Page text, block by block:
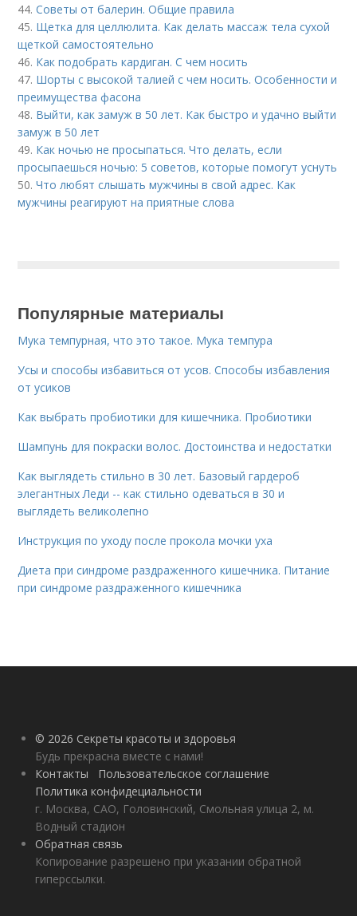
44.Советы от балерин. Общие правила
45. Щетка для целлюлита. Как делать массаж тела сухой
щеткой самостоятельно
46. Как подобрать кардиган. С чем носить
47. Шорты с высокой талией с чем носить. Особенности и
преимущества фасона
48. Выйти, как замуж в 50 лет. Как быстро и удачно выйти
замуж в 50 лет
49. Как ночью не просыпаться. Что делать, если
просыпаешься ночью: 5 советов, которые помогут уснуть
50.Что любят слышать мужчины в свой адрес. Как
мужчины реагируют на приятные слова
Популярные материалы
Мука темпурная, что это такое. Мука темпура
Усы и способы избавиться от усов. Способы избавления
от усиков
Как выбрать пробиотики для кишечника. Пробиотики
Шампунь для покраски волос. Достоинства и недостатки
Как выглядеть стильно в 30 лет. Базовый гардероб
элегантных Леди -- как стильно одеваться в 30 и
выглядеть великолепно
Инструкция по уходу после прокола мочки уха
Диета при синдроме раздраженного кишечника. Питание
при синдроме раздраженного кишечника
© 2026 Секреты красоты и здоровья
Будь прекрасна вместе с нами!
Контакты
Пользовательское соглашение
Политика конфидециальности
г. Москва, САО, Головинский, Смольная улица 2, м.
Водный стадион
Обратная связь
Копирование разрешено при указании обратной
гиперссылки.